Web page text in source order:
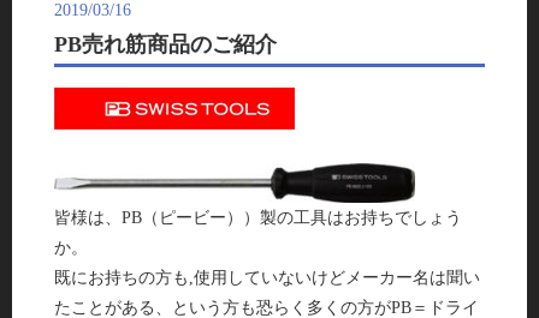
2019/03/16
PB売れ筋商品のご紹介
皆様は、PB（ピービー））製の工具はお持ちでしょう
か。
既にお持ちの方も,使用していないけどメーカー名は聞い
たことがある、という方も恐らく多くの方がPB＝ドライ